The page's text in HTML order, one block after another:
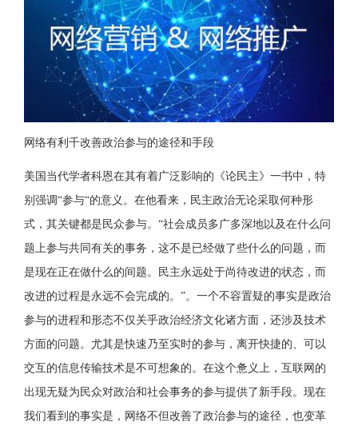
网络有利千改善政治参与的途径和手段
美国当代学者科恩在其有着广泛影响的《论民主》一书中，特
别强调“参与“的意义。在他看来，民主政治无论采取何种形
式，其关键都是民众参与。“社会成员多广多深地以及在什么问
题上参与共同有关的事务，这不是已经做了些什么的问题，而
是现在正在做什么的间题。民主永远处于尚待改进的状态，而
改进的过程是永远不会完成的。”。一个不容置疑的事实是政治
参与的进程和形态不仅关乎政治经济文化诸方面，还涉及技术
方面的问题。尤其是快速乃至实时的参与，离开快捷的、可以
交互的信息传输技术是不可想象的。在这个惫义上，互联网的
出现无疑为民众对政治和社会事务的参与提供了新手段。现在
我们看到的事实是，网络不但改善了政治参与的途径，也变革